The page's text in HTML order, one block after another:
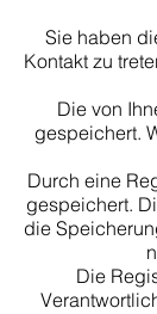
Sie haben
Kontakt zu
Die von
gespeichert.
Durch eine
gespeichert.
die
Die